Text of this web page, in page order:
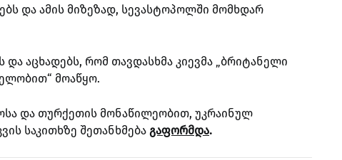
და ამის მიზეზად, სევასტოპოლში მომხდარ
აცხადებს, რომ თავდასხმა კიევმა „ბრიტანელი
მოაწყო.
და თურქეთის მონაწილეობით, უკრაინულ
საკითხზე შეთანხმება გაფორმდა.